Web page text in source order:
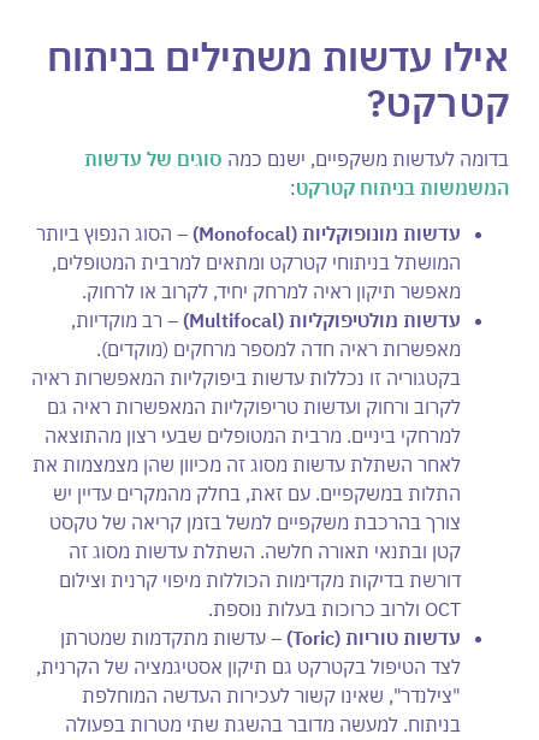
אילו עדשות משתילים בניתוח
קטרקט?
בדומה לעדשות משקפיים, ישנם כמה סוגים של עדשות
המשמשות בניתוח קטרקט:
עדשות מונופוקליות (Monofocal)
– הסוג הנפוץ ביותר
המושתל בניתוחי קטרקט ומתאים למרבית המטופלים,
מאפשר תיקון ראיה למרחק יחיד, לקרוב או לרחוק.
עדשות מולטיפוקליות (Multifocal) – רב מוקדיות,
מאפשרות ראיה חדה למספר מרחקים (מוקדים).
בקטגוריה זו נכללות עדשות ביפוקליות המאפשרות ראיה
לקרוב ורחוק ועדשות טריפוקליות המאפשרות ראיה גם
למרחקי ביניים. מרבית המטופלים שבעי רצון מהתוצאה
לאחר השתלת עדשות מסוג זה מכיוון שהן מצמצמות את
התלות במשקפיים. עם זאת, בחלק מהמקרים עדיין יש
צורך בהרכבת משקפיים למשל בזמן קריאה של טקסט
קטן ובתנאי תאורה חלשה. השתלת עדשות מסוג זה
דורשת בדיקות מקדימות הכוללות מיפוי קרנית וצילום
OCT ולרוב כרוכות בעלות נוספת.
עדשות טוריות (Toric
) – עדשות מתקדמות שמטרתן
לצד הטיפול בקטרקט גם תיקון אסטיגמציה של הקרנית,
"צילנדר", שאינו קשור לעכירות העדשה המוחלפת
בניתוח. למעשה מדובר בהשגת שתי מטרות בפעולה